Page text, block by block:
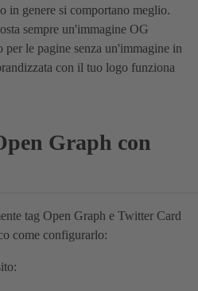
in genere si comportano meglio.
sempre un'immagine OG
le pagine senza un'immagine in
con il tuo logo funziona
Graph con
tag Open Graph e Twitter Card
come configurarlo: